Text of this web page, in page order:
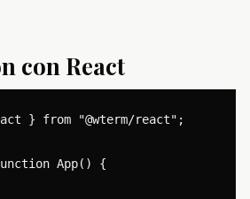
con React
} from "@wterm/react";
App() {